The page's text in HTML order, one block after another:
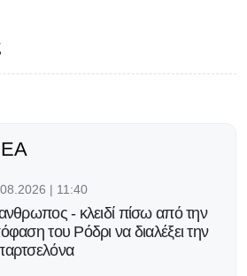
| 11:40
- κλειδί πίσω από την
του Ρόδρι να διαλέξει την